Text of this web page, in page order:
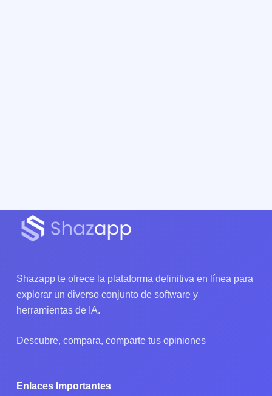
Shazapp te ofrece la plataforma definitiva en línea para
explorar un diverso conjunto de software y
herramientas de IA.
Descubre, compara, comparte tus opiniones
Enlaces Importantes